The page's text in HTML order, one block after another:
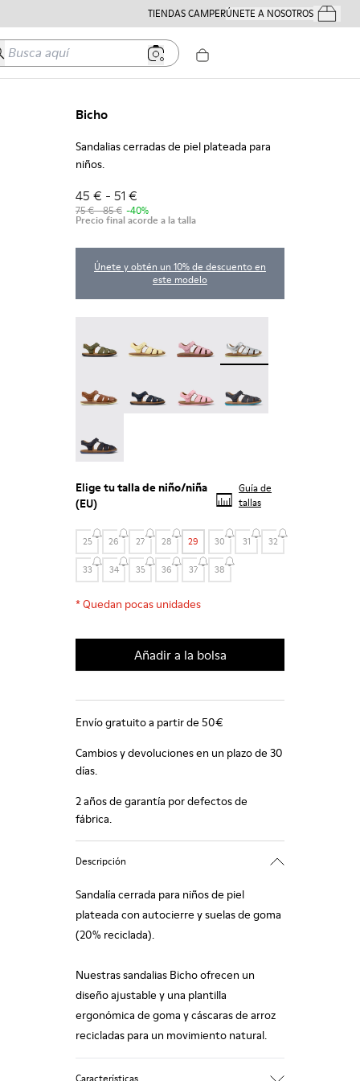
TIENDAS CAMPERÚNETE A NOSOTROSTus
aquí
Bicho
Sandalias cerradas de piel plateada para
niños.
45 € - 51 €
75 € - 85 € -40%
Precio final acorde a la talla
Únete y obtén un 10% de descuento en
este modelo
Elige tutalla de niño/niña
(EU)
Guía de
tallas
25 26 27 28 29 30 31 32
33 34 35 36 37 38
*Quedan pocas unidades
Añadir a la bolsa
Envío gratuito a partir de 50€
Cambios y devoluciones en un plazo de 30
días.
2 años de garantía por defectos de
fábrica.
Descripción
Sandalía cerrada para niños de piel
plateada con autocierre y suelas de goma
(20% reciclada).
Nuestras sandalias Bicho ofrecen un
diseño ajustable y una plantilla
ergonómica de goma y cáscaras de arroz
recicladas para un movimiento natural.
Características